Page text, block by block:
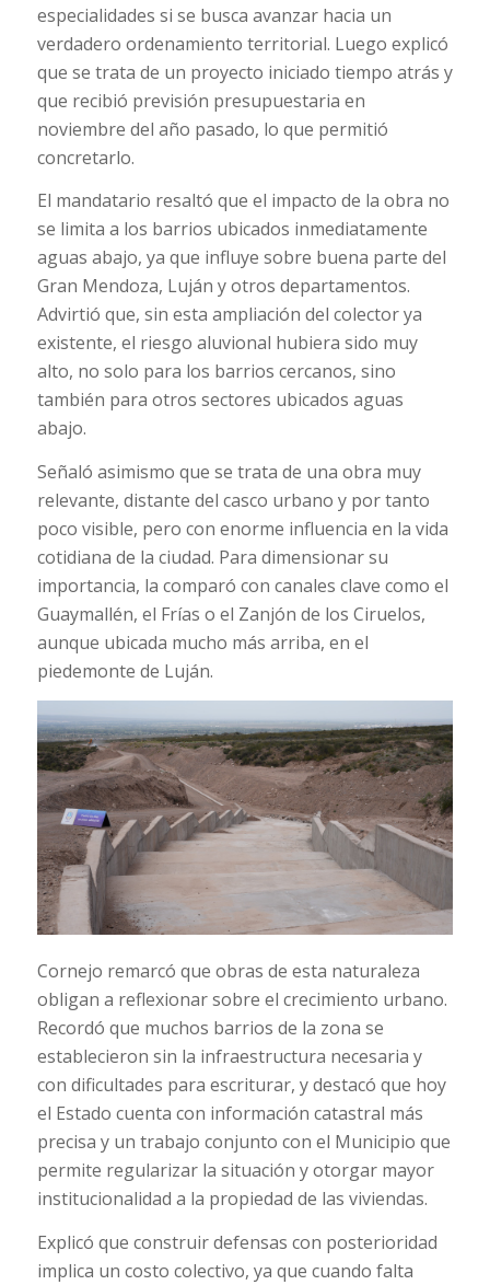
especialidades si se busca avanzar hacia un
verdadero ordenamiento territorial. Luego explicó
que se trata de un proyecto iniciado tiempo atrás y
que recibió previsión presupuestaria en
noviembre del año pasado, lo que permitió
concretarlo.
El mandatario resaltó que el impacto de la obra no
se limita a los barrios ubicados inmediatamente
aguas abajo, ya que influye sobre buena parte del
Gran Mendoza, Luján y otros departamentos.
Advirtió que, sin esta ampliación del colector ya
existente, el riesgo aluvional hubiera sido muy
alto, no solo para los barrios cercanos, sino
también para otros sectores ubicados aguas
abajo.
Señaló asimismo que se trata de una obra muy
relevante, distante del casco urbano y por tanto
poco visible, pero con enorme influencia en la vida
cotidiana de la ciudad. Para dimensionar su
importancia, la comparó con canales clave como el
Guaymallén, el Frías o el Zanjón de los Ciruelos,
aunque ubicada mucho más arriba, en el
piedemonte de Luján.
Cornejo remarcó que obras de esta naturaleza
obligan a reflexionar sobre el crecimiento urbano.
Recordó que muchos barrios de la zona se
establecieron sin la infraestructura necesaria y
con dificultades para escriturar, y destacó que hoy
el Estado cuenta con información catastral más
precisa y un trabajo conjunto con el Municipio que
permite regularizar la situación y otorgar mayor
institucionalidad a la propiedad de las viviendas.
Explicó que construir defensas con posterioridad
implica un costo colectivo, ya que cuando falta